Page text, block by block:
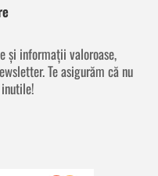
și informații valoroase,
Te asigurăm că nu